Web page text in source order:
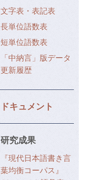
文字表・表記表
長単位語数表
短単位語数表
「中納言」版データ
更新履歴
ドキュメント
研究成果
『現代日本語書き言
葉均衡コーパス』